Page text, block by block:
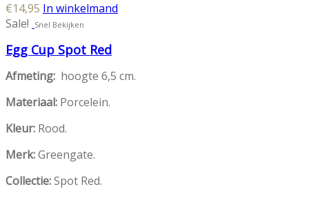
€14,95 In winkelmand
Sale!
Snel Bekijken
Egg Cup Spot Red
Afmeting: hoogte 6,5 cm.
Materiaal: Porcelein.
Kleur: Rood.
Merk:Greengate.
Collectie:Spot Red.